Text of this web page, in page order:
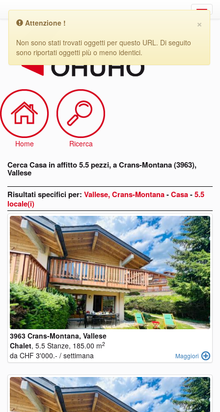
Casa
affitto
5.5
pezzi,
Montana
(3963),
Vallese
Home Ricerca
Cerca Casa in affitto 5.5 pezzi, a Crans-Montana (3963),
Vallese
Risultati specifici per: Vallese, Crans-Montana-Casa-5.5
locale(i)
3963 Crans-Montana, Vallese
Chalet, 5.5 Stanze, 185.00 m2
da CHF 3'000.- / settimana Maggiori
×
Attenzione !
Non sono stati trovati oggetti per questo URL. Di seguito
sono riportati oggetti più o meno identici.